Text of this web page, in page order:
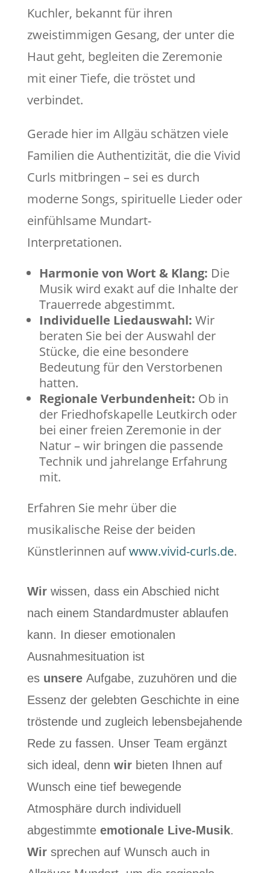
Kuchler, bekannt für ihren
zweistimmigen Gesang, der unter die
Haut geht, begleiten die Zeremonie
mit einer Tiefe, die tröstet und
verbindet.
Gerade hier im Allgäu schätzen viele
Familien die Authentizität, die die Vivid
Curls mitbringen – sei es durch
moderne Songs, spirituelle Lieder oder
einfühlsame Mundart-
Interpretationen.
Harmonie von Wort & Klang: Die
Musik wird exakt auf die Inhalte der
Trauerrede abgestimmt.
Individuelle Liedauswahl: Wir
beraten Sie bei der Auswahl der
Stücke, die eine besondere
Bedeutung für den Verstorbenen
hatten.
Regionale Verbundenheit: Ob in
der Friedhofskapelle Leutkirch oder
bei einer freien Zeremonie in der
Natur – wir bringen die passende
Technik und jahrelange Erfahrung
mit.
Erfahren Sie mehr über die
musikalische Reise der beiden
Künstlerinnen aufwww.vivid-curls.de.
Wirwissen, dass ein Abschied nicht
nach einem Standardmuster ablaufen
kann. In dieser emotionalen
Ausnahmesituation ist
es unsereAufgabe, zuzuhören und die
Essenz der gelebten Geschichte in eine
tröstende und zugleich lebensbejahende
Rede zu fassen. Unser Team ergänzt
sich ideal, denn wirbieten Ihnen auf
Wunsch eine tief bewegende
Atmosphäre durch individuell
abgestimmte emotionale Live-Musik.
Wirsprechen auf Wunsch auch in